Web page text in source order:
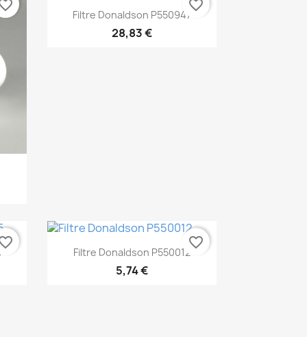
Aperçu rapide
Filtre Donaldson P550947
28,83 €
favorite_border
Aperçu rapide
Filtre Donaldson P550012
5,74 €
favorite_border